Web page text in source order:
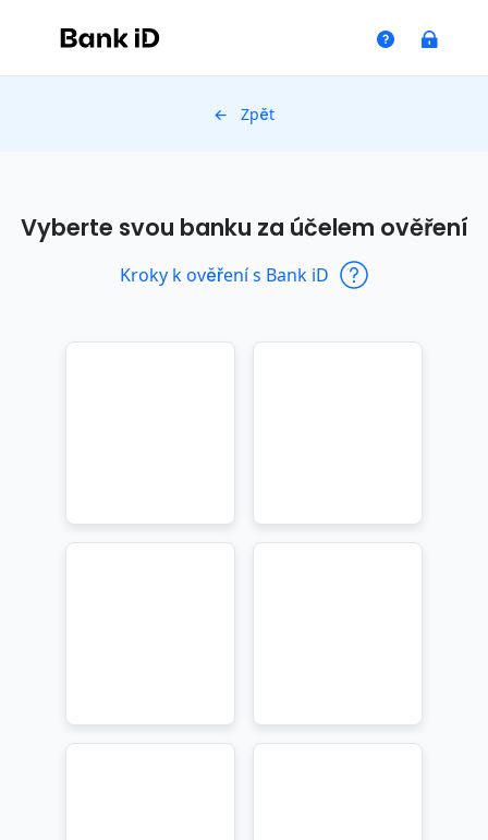
← Zpět
Vyberte svou banku za účelem ověření
Kroky k ověření s Bank iD